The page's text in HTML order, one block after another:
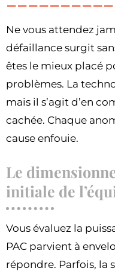
Ne vous attendez
défaillance surgit
êtes le mieux placé
problèmes. La
mais il s’agit d’en
cachée. Chaque
cause enfouie.
Le
initiale de
Vous évaluez la
PAC parvient à
répondre. Parfois, la